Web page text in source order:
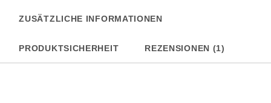
ZUSÄTZLICHE INFORMATIONEN
PRODUKTSICHERHEIT REZENSIONEN (1)